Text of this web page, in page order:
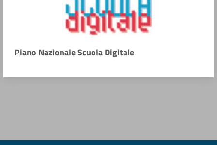
Piano Nazionale Scuola Digitale